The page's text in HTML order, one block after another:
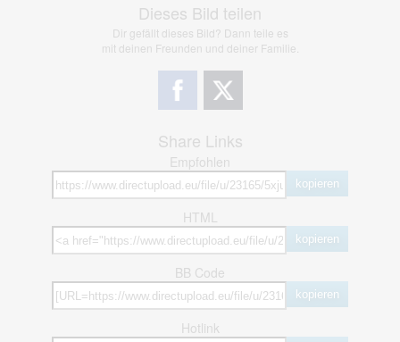
Dieses Bild teilen
Dir gefällt dieses Bild? Dann teile es
mit deinen Freunden und deiner Familie.
Share Links
Empfohlen
kopieren
HTML
kopieren
BB Code
kopieren
Hotlink